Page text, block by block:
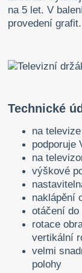
na 5 let. V
provedení grafit.
Technické
na
podporuje
na
výškové
naklápění
otáčení do
rotace
vertikální
velmi
polohy